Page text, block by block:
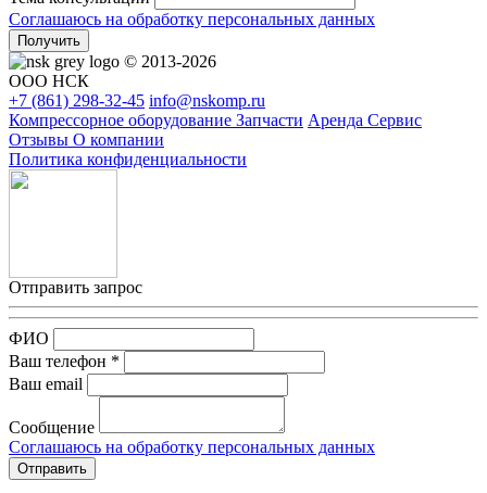
Соглашаюсь на обработку персональных данных
Получить
© 2013-2026
ООО НСК
+7 (861) 298-32-45 info@nskomp.ru
Компрессорное оборудование Запчасти Аренда Сервис
Отзывы О компании
Политика конфиденциальности
Отправить запрос
ФИО
Ваш телефон *
Ваш email
Сообщение
Соглашаюсь на обработку персональных данных
Отправить